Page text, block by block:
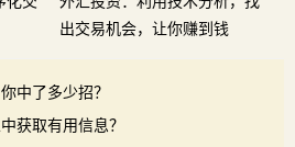
出交易机会，让你赚到钱
中了多少招？
获取有用信息？